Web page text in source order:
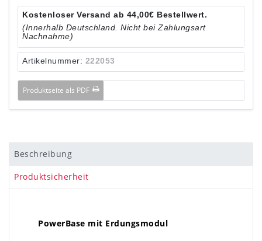
Kostenloser Versand ab 44,00€ Bestellwert.
(Innerhalb Deutschland. Nicht bei Zahlungsart
Nachnahme)
Artikelnummer: 222053
Produktseite als PDF
Beschreibung
Produktsicherheit
PowerBase mit Erdungsmodul